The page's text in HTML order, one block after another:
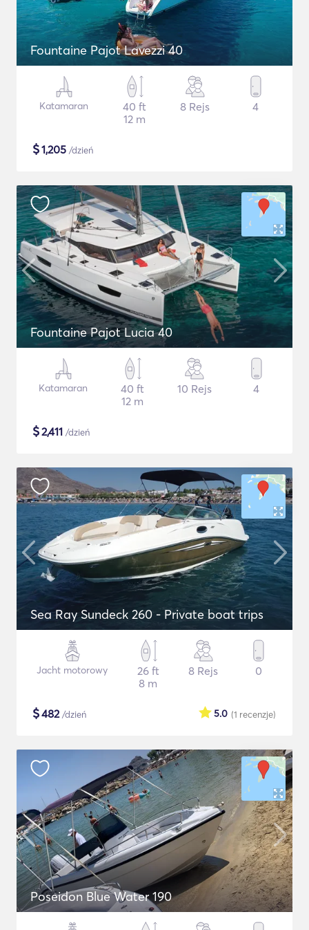
Fountaine Pajot Lavezzi 40
Katamaran
40 ft
12 m
8 Rejs 4
$1,205 /dzień
Fountaine Pajot Lucia 40
Katamaran
40 ft
12 m
10 Rejs 4
$2,411 /dzień
Sea Ray Sundeck 260 - Private boat trips
Jacht motorowy
26 ft
8 m
8 Rejs 0
$482/dzień (1 recenzje)
5.0
Poseidon Blue Water 190